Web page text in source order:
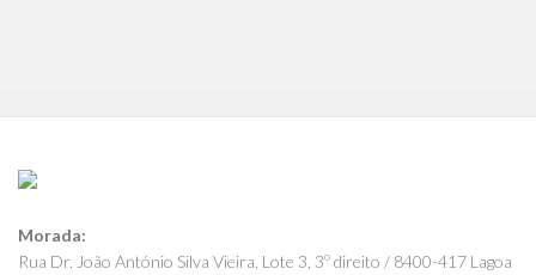
Morada:
Rua Dr. João António Silva Vieira, Lote 3, 3º direito / 8400-417 Lagoa